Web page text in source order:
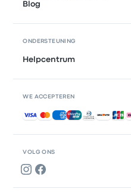
VOLG ONS
Blog
ONDERSTEUNING
Helpcentrum
WE ACCEPTEREN
Geaccepteerde betalingen